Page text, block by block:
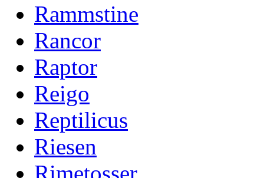
Rammstine
Rancor
Raptor
Reigo
Reptilicus
Riesen
Rimetosser